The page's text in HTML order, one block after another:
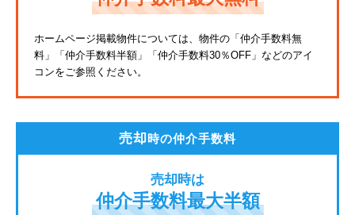
東武東上線
JR鶴見線
ホームページ掲載物件については、物件の「仲介手数料無
料」
「仲介手数料半額」「仲介手数料30％OFF」などのアイ
コンをご参照ください。
売却時の仲介手数料
売却時は
仲介手数料最大半額